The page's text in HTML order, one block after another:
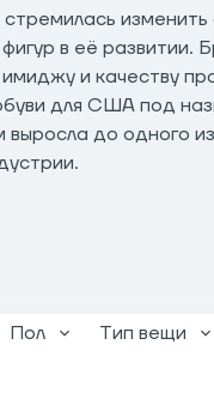
в её развитии.
и качеству
для США под
до одного
Пол Тип вещи